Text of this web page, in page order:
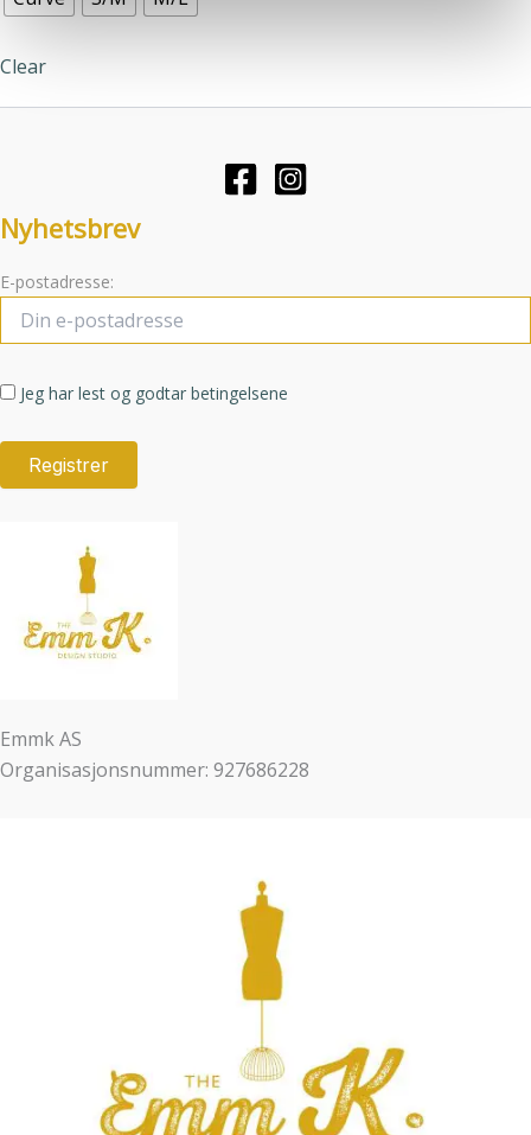
tjenestene deres.flere
kan
produktsiden
Clear
Nyhetsbrev
E-postadresse:
Jeg har lest og godtar betingelsene
Emmk AS
Organisasjonsnummer: 927686228